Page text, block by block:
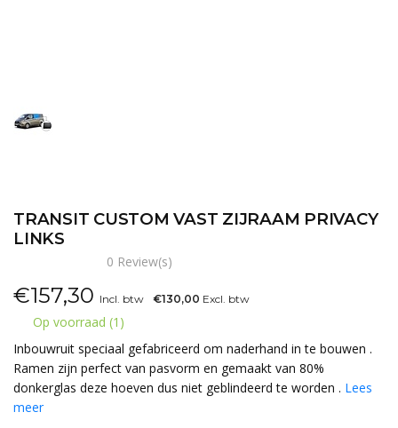
TRANSIT CUSTOM VAST ZIJRAAM PRIVACY
LINKS
0 Review(s)
€157,30 Incl. btw €130,00 Excl. btw
Op voorraad (1)
Inbouwruit speciaal gefabriceerd om naderhand in te bouwen .
Ramen zijn perfect van pasvorm en gemaakt van 80%
donkerglas deze hoeven dus niet geblindeerd te worden . Lees
meer